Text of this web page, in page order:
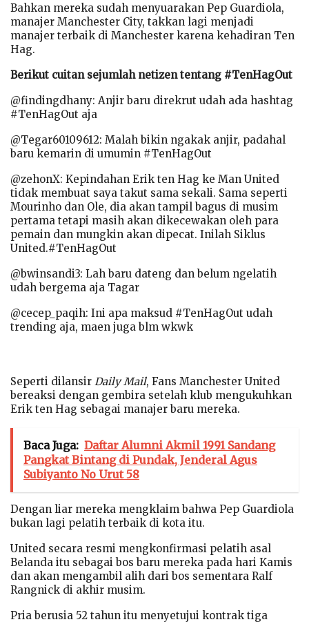
Bahkan mereka sudah menyuarakan Pep Guardiola,
manajer Manchester City, takkan lagi menjadi
manajer terbaik di Manchester karena kehadiran Ten
Hag.
Berikut cuitan sejumlah netizen tentang #TenHagOut
@findingdhany: Anjir baru direkrut udah ada hashtag
#TenHagOut aja
@Tegar60109612: Malah bikin ngakak anjir, padahal
baru kemarin di umumin #TenHagOut
@zehonX: Kepindahan Erik ten Hag ke Man United
tidak membuat saya takut sama sekali. Sama seperti
Mourinho dan Ole, dia akan tampil bagus di musim
pertama tetapi masih akan dikecewakan oleh para
pemain dan mungkin akan dipecat. Inilah Siklus
United.#TenHagOut
@bwinsandi3: Lah baru dateng dan belum ngelatih
udah bergema aja Tagar
@cecep_paqih: Ini apa maksud #TenHagOut udah
trending aja, maen juga blm wkwk
Seperti dilansir Daily Mail, Fans Manchester United
bereaksi dengan gembira setelah klub mengukuhkan
Erik ten Hag sebagai manajer baru mereka.
Baca Juga: Daftar Alumni Akmil 1991 Sandang
Pangkat Bintang di Pundak, Jenderal Agus
Subiyanto No Urut 58
Dengan liar mereka mengklaim bahwa Pep Guardiola
bukan lagi pelatih terbaik di kota itu.
United secara resmi mengkonfirmasi pelatih asal
Belanda itu sebagai bos baru mereka pada hari Kamis
dan akan mengambil alih dari bos sementara Ralf
Rangnick di akhir musim.
Pria berusia 52 tahun itu menyetujui kontrak tiga